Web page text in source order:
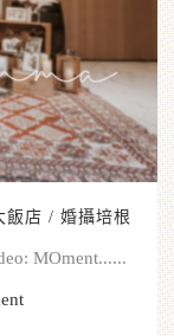
飯店 / 婚攝培根
MOment......